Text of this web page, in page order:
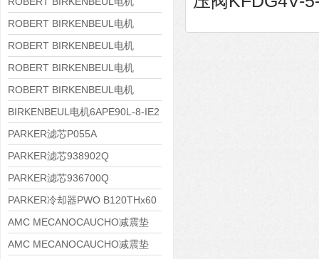
8APE160L-4-IE3
ROBERT BIRKENBEUL电机
8APE112M-6K-IE3
ROBERT BIRKENBEUL电机
8APE100L-2 IE3
ROBERT BIRKENBEUL电机
8APE90S-4 IE3
ROBERT BIRKENBEUL电机
8APE80M-2K-IE3
BIRKENBEUL电机6APE90L-8-IE2
PARKER滤芯P055A
PARKER滤芯938902Q
PARKER滤芯936700Q
PARKER冷却器PWO B120THx60
AMC MECANOCAUCHO减震垫
138552
AMC MECANOCAUCHO减震垫